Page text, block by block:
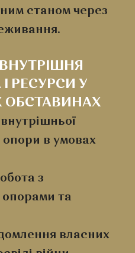
станом через
І РЕСУРСИ У
ОБСТАВИНАХ
опори в умовах
з
опорами та
власних